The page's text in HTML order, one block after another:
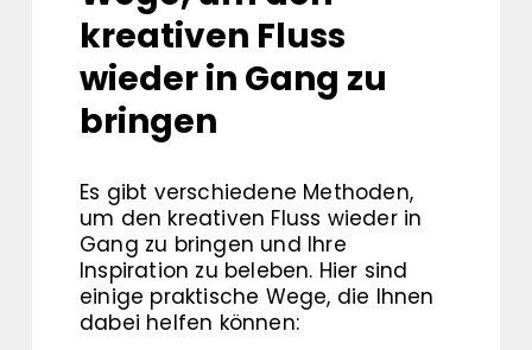
kreativen Fluss
wieder in Gang zu
bringen
Es gibt verschiedene Methoden,
um den kreativen Fluss wieder in
Gang zu bringen und Ihre
Inspiration zu beleben. Hier sind
einige praktische Wege, die Ihnen
dabei helfen können: